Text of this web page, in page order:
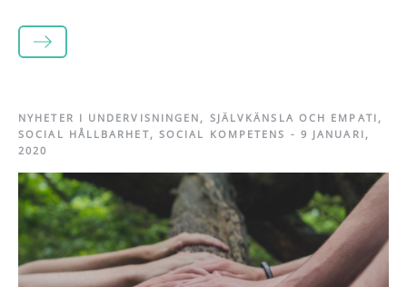
LÄS MER
NYHETER I UNDERVISNINGEN , SJÄLVKÄNSLA OCH EMPATI ,
SOCIAL HÅLLBARHET, SOCIAL KOMPETENS - 9 JANUARI,
2020